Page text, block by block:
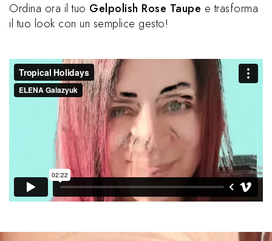
Ordina ora il tuo Gelpolish Rose Taupe e trasforma
il tuo look con un semplice gesto!